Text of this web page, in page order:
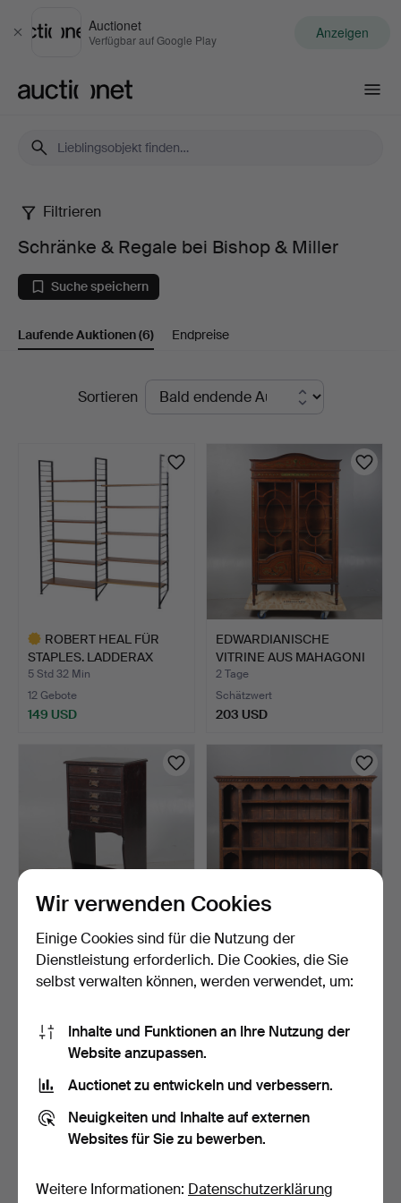
Schließen
Auctionet
Verfügbar auf Google Play Anzeigen
Schränke
Regale
bei
Bishop
Miller
Filtrieren
Schränke & Regale bei Bishop & Miller
Suche speichern
Laufende Auktionen(6) Endpreise
LaufendeSortieren
ROBERT HEAL FÜR
STAPLES. LADDERAX
REGALSYS…
5 Std 32 Min
12 Gebote
149 USD
EDWARDIANISCHE
VITRINE AUS MAHAGONI
UND BE…
2 Tage
Schätzwert
203 USD
EIN EDWARDIANISCHER
JUGENDSTIL-
MUSIKSCHRAN…
2 Tage
EIN DELF RACK IM
GEORGE III-STIL AUS
EICHE.
3 Tage
Wir verwenden Cookies
Einige Cookies sind für die Nutzung der
Dienstleistung erforderlich. Die Cookies, die Sie
selbst verwalten können, werden verwendet, um:
Inhalte und Funktionen an Ihre Nutzung der
Website anzupassen.
Auctionet zu entwickeln und verbessern.
Neuigkeiten und Inhalte auf externen
Websites für Sie zu bewerben.
Weitere Informationen: Datenschutzerklärung